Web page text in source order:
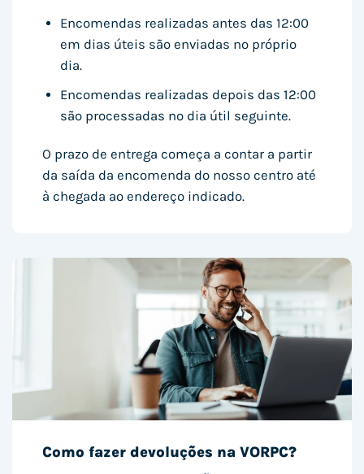
Encomendas realizadas antes das 12:00
em dias úteis são enviadas no próprio
dia.
Encomendas realizadas depois das 12:00
são processadas no dia útil seguinte.
O prazo de entrega começa a contar a partir
da saída da encomenda do nosso centro até
à chegada ao endereço indicado.
Como fazer devoluções na VORPC?